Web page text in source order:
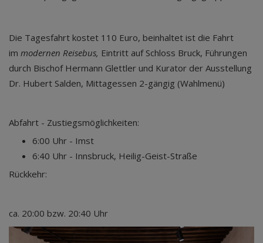
Die Tagesfahrt kostet 110 Euro, beinhaltet ist die Fahrt
im modernen Reisebus, Eintritt auf Schloss Bruck, Führungen
durch Bischof Hermann Glettler und Kurator der Ausstellung
Dr. Hubert Salden, Mittagessen 2-gängig (Wahlmenü)
Abfahrt - Zustiegsmöglichkeiten:
6:00 Uhr - Imst
6:40 Uhr - Innsbruck, Heilig-Geist-Straße
Rückkehr:
ca. 20:00 bzw. 20:40 Uhr